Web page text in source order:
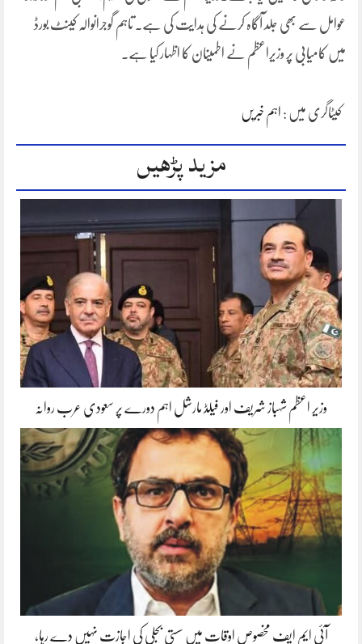
عوامل سے بھی جلد آگاہ کرنے کی ہدایت کی ہے۔ تاہم گوجرانوالہ کینٹ بورڈ
میں کامیابی پر وزیراعظم نے اطمینان کا اظہار کیا ہے۔
کیٹاگری میں : اہم خبریں
مزید پڑھیں
وزیر اعظم شہباز شریف اور فیلڈ مارشل اہم دورے پر سعودی عرب روانہ
آئی ایم ایف مخصوص اوقات میں سستی بجلی کی اجازت نہیں دے رہا،